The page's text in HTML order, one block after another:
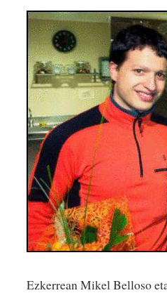
Ezkerrean Mikel Belloso